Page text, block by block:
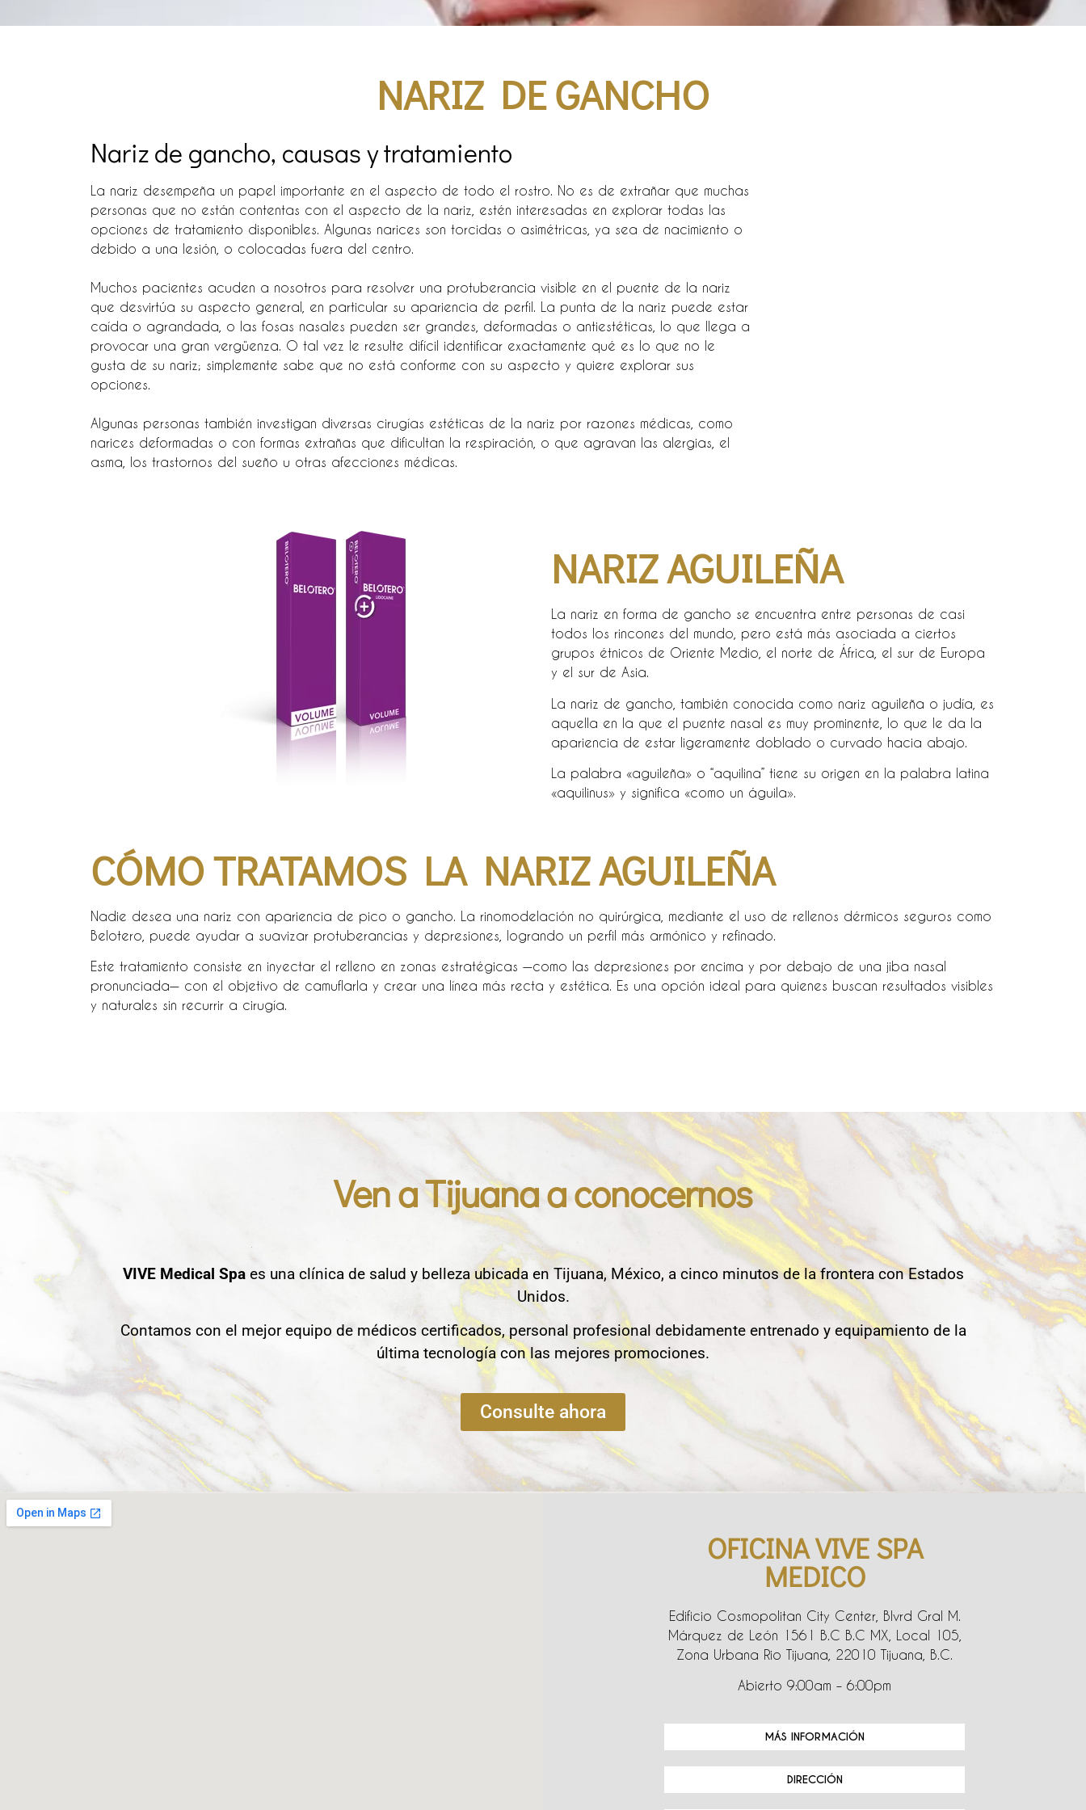
NARIZ DE GANCHO
Nariz de gancho, causas y tratamiento
La nariz desempeña un papel importante en el aspecto de todo el rostro. No es de extrañar que muchas
personas que no están contentas con el aspecto de la nariz estén interesadas en explorar todas las
opciones de tratamiento disponibles. Algunas narices son torcidas o asimétricas, ya sea de nacimiento o
debido a una lesión, o colocadas fuera del centro.
Muchos pacientes acuden a nosotros para resolver una protuberancia visible en el puente de la nariz
que desvirtúa su aspecto general, en particular su apariencia de perfil. La punta de la nariz puede estar
caída o agrandada, o las fosas nasales pueden ser grandes, deformadas o antiestéticas, lo que llega a
provocar una gran vergüenza. O tal vez le resulte difícil identificar exactamente qué es lo que no le
gusta de su nariz; simplemente sabe que no está conforme con su aspecto y quiere explorar sus
opciones.
Algunas personas también investigan diversas cirugías estéticas de la nariz por razones médicas, como
narices deformadas o con formas extrañas que dificultan la respiración, o que agravan las alergias, el
asma, los trastornos del sueño u otras afecciones médicas.
NARIZ AGUILEÑA
La nariz en forma de gancho se encuentra entre personas de casi
todos los rincones del mundo, pero está más asociada a ciertos
grupos étnicos de Oriente Medio, el norte de África, el sur de Europa
y el sur de Asia.​
La nariz de gancho, también conocida como nariz aguileña o judía, es
aquella en la que el puente nasal es muy prominente, lo que le da la
apariencia de estar ligeramente doblado o curvado hacia abajo.
La palabra «aguileña» o “aquilina” tiene su origen en la palabra latina
«aquilinus» y significa «como un águila».
CÓMO TRATAMOS LA NARIZ AGUILEÑA
Nadie desea una nariz con apariencia de pico o gancho. La rinomodelación no quirúrgica, mediante el uso de rellenos dérmicos seguros como
Belotero, puede ayudar a suavizar protuberancias y depresiones, logrando un perfil más armónico y refinado.
Este tratamiento consiste en inyectar el relleno en zonas estratégicas —como las depresiones por encima y por debajo de una jiba nasal
pronunciada— con el objetivo de camuflarla y crear una línea más recta y estética. Es una opción ideal para quienes buscan resultados visibles
y naturales sin recurrir a cirugía.
Ven a Tijuana a conocernos
VIVE Medical Spaes una clínica de salud y belleza ubicada en Tijuana, México, a cinco minutos de la frontera con Estados
Unidos.
Contamos con el mejor equipo de médicos certificados, personal profesional debidamente entrenado y equipamiento de la
última tecnología con las mejores promociones.
Consulte ahora
OFICINA VIVE SPA
MEDICO
Edificio Cosmopolitan City Center, Blvrd Gral M.
Márquez de León 1561 B.C B.C MX, Local 105,
Zona Urbana Rio Tijuana, 22010 Tijuana, B.C.
Abierto 9:00am – 6:00pm
MÁS INFORMACIÓN
DIRECCIÓN